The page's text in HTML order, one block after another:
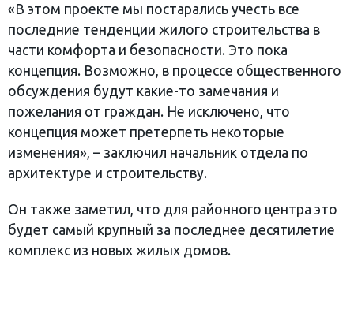
«В этом проекте мы постарались учесть все
последние тенденции жилого строительства в
части комфорта и безопасности. Это пока
концепция. Возможно, в процессе общественного
обсуждения будут какие-то замечания и
пожелания от граждан. Не исключено, что
концепция может претерпеть некоторые
изменения», – заключил начальник отдела по
архитектуре и строительству.
Он также заметил, что для районного центра это
будет самый крупный за последнее десятилетие
комплекс из новых жилых домов.